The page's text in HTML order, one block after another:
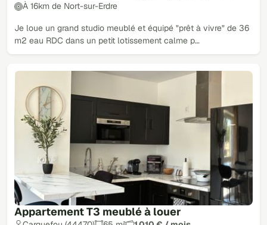
À 16km de Nort-sur-Erdre
Je loue un grand studio meublé et équipé "prêt à vivre" de 36
m2 eau RDC dans un petit lotissement calme p…
Appartement T3 meublé à louer